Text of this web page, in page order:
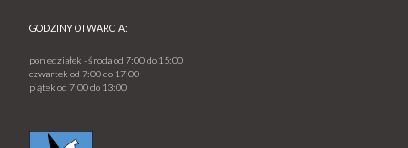
GODZINY OTWARCIA:
poniedziałek - środa od 7:00 do 15:00
czwartek od 7:00 do 17:00
piątek od 7:00 do 13:00